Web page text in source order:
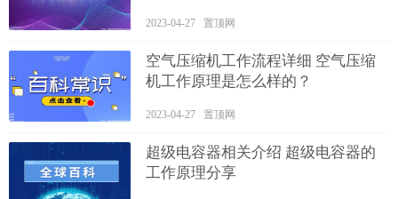
2023-04-27 置顶网
空气压缩机工作流程详细 空气压缩
机工作原理是怎么样的？
2023-04-27 置顶网
超级电容器相关介绍 超级电容器的
工作原理分享